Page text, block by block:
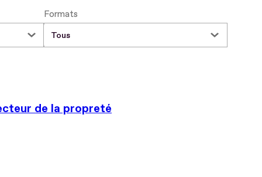
Formats
de la propreté